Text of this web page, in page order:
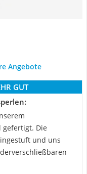
Angebote
GUT
gefertigt. Die
und uns